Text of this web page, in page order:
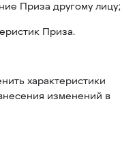
Приза другому лицу;
Приза.
характеристики
изменений в